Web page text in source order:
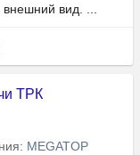
вид. ...
ТРК
MEGATOP